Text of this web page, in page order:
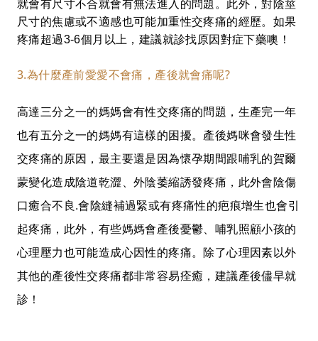
就會有尺寸不合就會有無法進入的問題。此外，對陰莖
尺寸的焦慮或不適感也可能加重性交疼痛的經歷。如果
疼痛超過3-6個月以上，建議就診找原因對症下藥噢！
3.為什麼產前愛愛不會痛，產後就會痛呢?
高達三分之一的媽媽會有性交疼痛的問題，生產完一年
也有五分之一的媽媽有這樣的困擾。產後媽咪會發生性
交疼痛的原因，最主要還是因為懷孕期間跟哺乳的賀爾
蒙變化造成陰道乾澀、外陰萎縮誘發疼痛，此外會陰傷
口癒合不良.會陰縫補過緊或有疼痛性的疤痕增生也會引
起疼痛，此外，有些媽媽會產後憂鬱、哺乳照顧小孩的
心理壓力也可能造成心因性的疼痛。除了心理因素以外
其他的產後性交疼痛都非常容易痊癒，建議產後儘早就
診！